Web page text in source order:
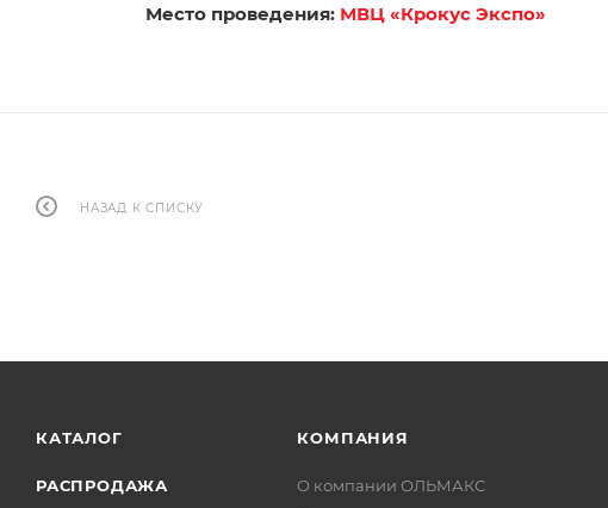
Место проведения: МВЦ «Крокус Экспо»
НАЗАД К СПИСКУ
КАТАЛОГ
РАСПРОДАЖА
КОМПАНИЯ
О компании ОЛЬМАКС